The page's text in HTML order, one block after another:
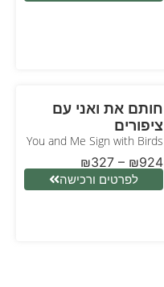
חותם את ואני עם
ציפורים
You and Me Sign with Birds
₪327 – ₪924
לפרטים ורכישה